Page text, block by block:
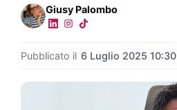
Giusy Palombo
Pubblicato il 6 Luglio 2025 10:30